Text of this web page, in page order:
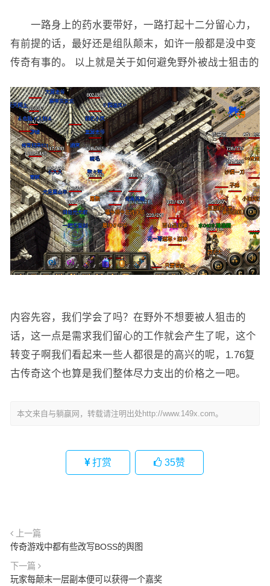
一路身上的药水要带好，一路打起十二分留心力，
有前提的话，最好还是组队颠末，如许一般都是没中变
传奇有事的。 以上就是关于如何避免野外被战士狙击的
内容先容，我们学会了吗？在野外不想要被人狙击的
话，这一点是需求我们留心的工作就会产生了呢，这个
转变子啊我们看起来一些人都很是的高兴的呢，1.76复
古传奇这个也算是我们整体尽力支出的价格之一吧。
本文来自与躺赢网，转载请注明出处http://www.149x.com。
打赏 35赞
上一篇
传奇游戏中都有些改写BOSS的舆图
下一篇
玩家每颠末一层副本便可以获得一个嘉奖